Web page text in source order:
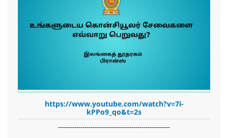
https://www.youtube.com/watch?v=7i-
kPPo9_qo&t=2s
-------------------------------------------------------